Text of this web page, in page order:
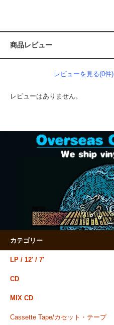
商品レビュー
レビューを見る(0件)
レビューはありません。
カテゴリー
LP / 12' / 7'
CD
MIX CD
Cassette Tape/カセット・テープ